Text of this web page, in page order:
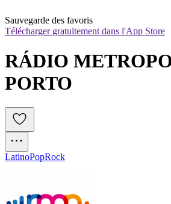
Sauvegarde des favoris
Télécharger gratuitement dans l'App Store
RÁDIO
LatinoPopRock